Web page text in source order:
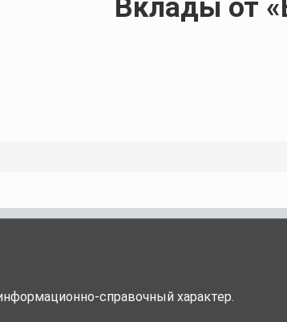
Вклады от
справочный характер.